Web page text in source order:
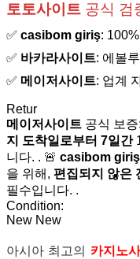
토토사이트 공식 검
✅ casibom giriş:
✅ 바카라사이트: 에볼
✅ 메이저사이트: 업계
Retur
메이저사이트 공식 보
지 도착일로부터 7일간
니다. . 🚨 casibom giriş
을 위해, 편집되지 않은
필수입니다. .
Condition:
New New
아시아 최고의 카지노